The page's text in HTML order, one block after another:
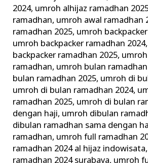
2024, umroh alhijaz ramadhan
ramadhan, umroh awal ramadhan
ramadhan 2025, umroh
umroh backpacker ramadhan 2024,
backpacker ramadhan 2025,
ramadhan, umroh bulan
bulan ramadhan 2025, umroh di
umroh di bulan ramadhan 2024,
ramadhan 2025, umroh di bulan
dengan haji, umroh dibulan
dibulan ramadhan sama dengan
ramadhan, umroh full ramadhan
ramadhan 2024 al hijaz indowisata,
ramadhan 2024 surabaya, umroh